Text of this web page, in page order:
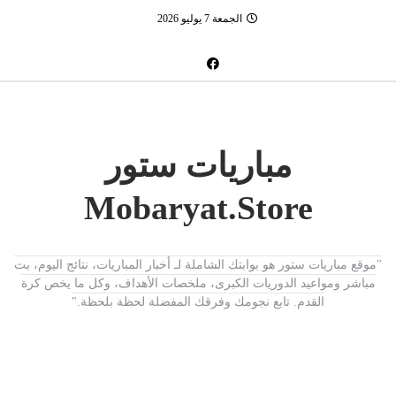
الجمعة 7 يوليو 2026
مباريات ستور
Mobaryat.Store
"موقع مباريات ستور هو بوابتك الشاملة لـ أخبار المباريات، نتائج اليوم، بث
مباشر ومواعيد الدوريات الكبرى، ملخصات الأهداف، وكل ما يخص كرة
القدم. تابع نجومك وفرقك المفضلة لحظة بلحظة."